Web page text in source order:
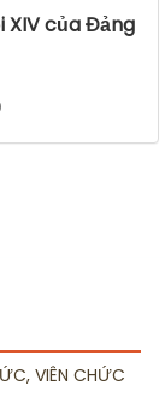
XIV của Đảng
VIÊN CHỨC